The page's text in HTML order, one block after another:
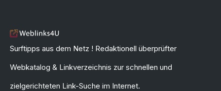
Surftipps aus dem Netz ! Redaktionell überprüfter
Webkatalog & Linkverzeichnis zur schnellen und
zielgerichteten Link-Suche im Internet.